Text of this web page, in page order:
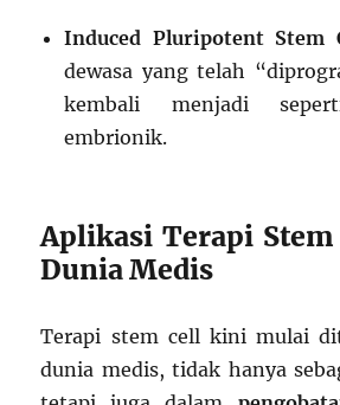
Induced Pluripotent Stem
dewasa yang telah
kembali menjadi
embrionik.
Aplikasi Terapi
Dunia Medis
Terapi stem cell kini mulai
dunia medis, tidak hanya